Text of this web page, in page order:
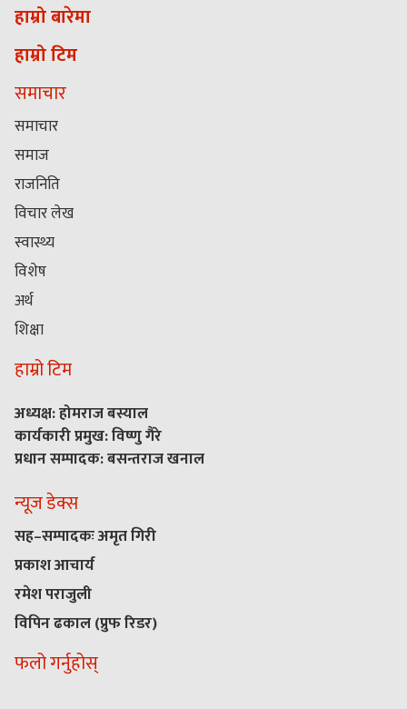
हाम्रो बारेमा
हाम्रो टिम
समाचार
समाचार
समाज
राजनिति
विचार लेख
स्वास्थ्य
विशेष
अर्थ
शिक्षा
हाम्रो टिम
अध्यक्ष: होमराज बस्याल
कार्यकारी प्रमुख: विष्णु गैरे
प्रधान सम्पादक: बसन्तराज खनाल
न्यूज डेक्स
सह–सम्पादकः अमृत गिरी
प्रकाश आचार्य
रमेश पराजुली
विपिन ढकाल (प्रुफ रिडर)
फलो गर्नुहोस्